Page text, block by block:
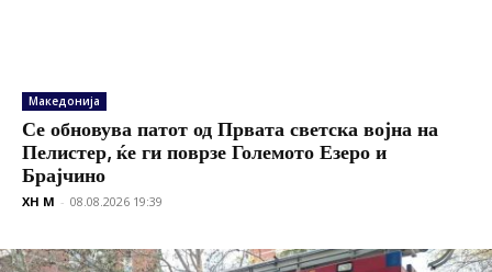
Македонија
Се обновува патот од Првата светска војна на
Пелистер, ќе ги поврзе Големото Езеро и
Брајчино
XH M - 08.08.2026 19:39